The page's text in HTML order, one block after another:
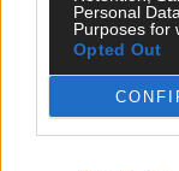
Personal
Purposes for
Opted Out
Wissen
Kommentar
Streams & Storys